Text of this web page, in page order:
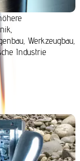
Werkzeugbau,
Industrie